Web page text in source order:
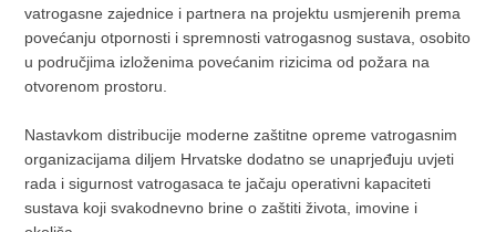
vatrogasne zajednice i partnera na projektu usmjerenih prema
povećanju otpornosti i spremnosti vatrogasnog sustava, osobito
u područjima izloženima povećanim rizicima od požara na
otvorenom prostoru.
Nastavkom distribucije moderne zaštitne opreme vatrogasnim
organizacijama diljem Hrvatske dodatno se unaprjeđuju uvjeti
rada i sigurnost vatrogasaca te jačaju operativni kapaciteti
sustava koji svakodnevno brine o zaštiti života, imovine i